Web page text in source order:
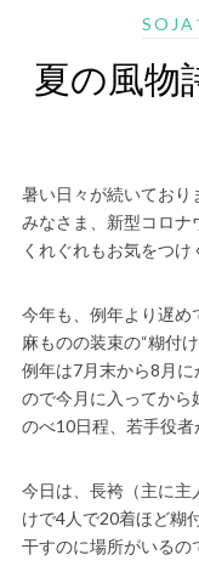
SOJA
夏の風物
暑い日々が続いており
みなさま、新型コロナ
くれぐれもお気をつけ
今年も、例年より遅め
麻ものの装束の“糊付け
例年は7月末から8月
ので今月に入ってから
のべ10日程、若手役者
今日は、長袴（主に主
けで4人で20着ほど糊
干すのに場所がいるの